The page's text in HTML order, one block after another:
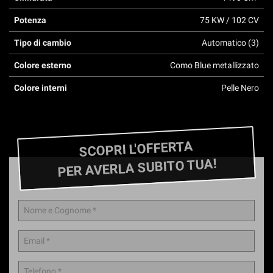
Potenza 75 KW / 102 CV
Tipo di cambio Automatico (3)
Colore esterno Como Blue metallizzato
Colore interni Pelle Nero
SCOPRI L'OFFERTA
PER AVERLA SUBITO TUA!
questi
strumenti
tracciamento
si
alla
e
modificare
le
tue
qualsiasi
momento.